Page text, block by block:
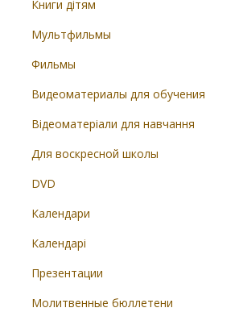
Книги дітям
Мультфильмы
Фильмы
Видеоматериалы для обучения
Відеоматеріали для навчання
Для воскресной школы
DVD
Календари
Календарі
Презентации
Молитвенные бюллетени